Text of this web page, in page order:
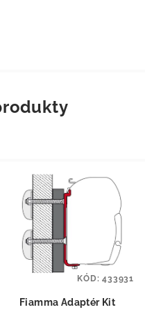
Fiamma Adaptér Kit
KÓD:433931